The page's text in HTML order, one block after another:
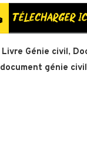
Livre Génie civil,
document génie civil